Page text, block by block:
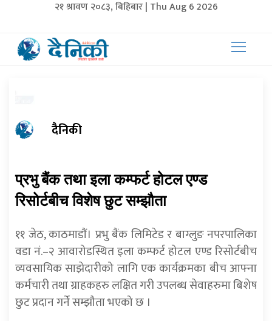
२१ श्रावण २०८३, बिहिबार | Thu Aug 6 2026
दैनिकी
प्रभु बैंक तथा इला कम्फर्ट होटल एण्ड
रिसोर्टबीच विशेष छुट सम्झौता
११ जेठ, काठमाडाैं। प्रभु बैंक लिमिटेड र बाग्लुङ नपरपालिका
वडा नं.–२ आवारोडस्थित इला कम्फर्ट होटल एण्ड रिसोर्टबीच
व्यवसायिक साझेदारीको लागि एक कार्यक्रमका बीच आफ्ना
कर्मचारी तथा ग्राहकहरु लक्षित गरी उपलब्ध सेवाहरुमा बिशेष
छुट प्रदान गर्ने सम्झौता भएको छ ।